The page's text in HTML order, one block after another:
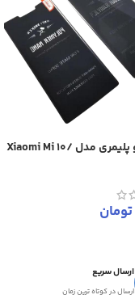
گلس نانو پلیمری مدل Xiaomi Mi 10/
تومان
ارسال سریع
ارسال در کوتاه ترین زمان